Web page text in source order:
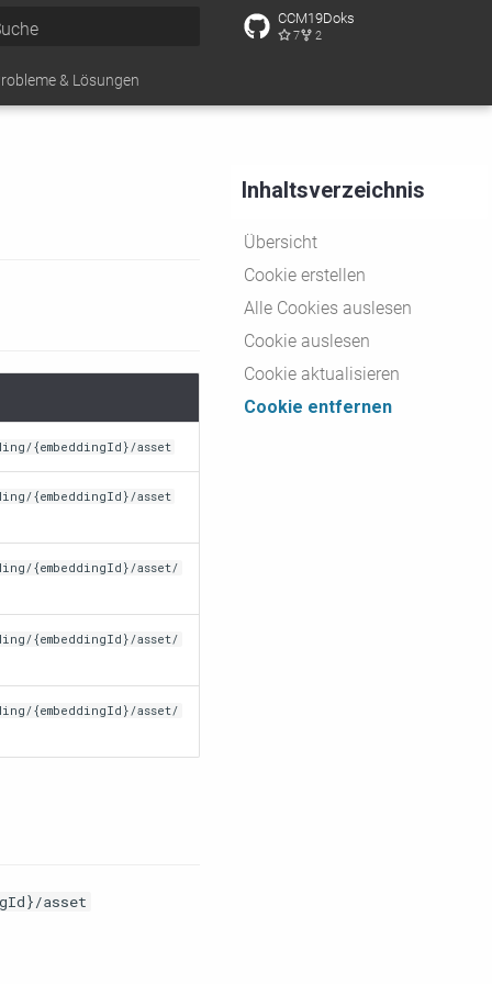
CCM19Doks
7 2
& Lösungen
Inhaltsverzeichnis
Übersicht
Cookie erstellen
Alle Cookies auslesen
Cookie auslesen
Cookie aktualisieren
Cookie entfernen
{embeddingId}/asset
{embeddingId}/asset
{embeddingId}/asset/
{embeddingId}/asset/
{embeddingId}/asset/
asset